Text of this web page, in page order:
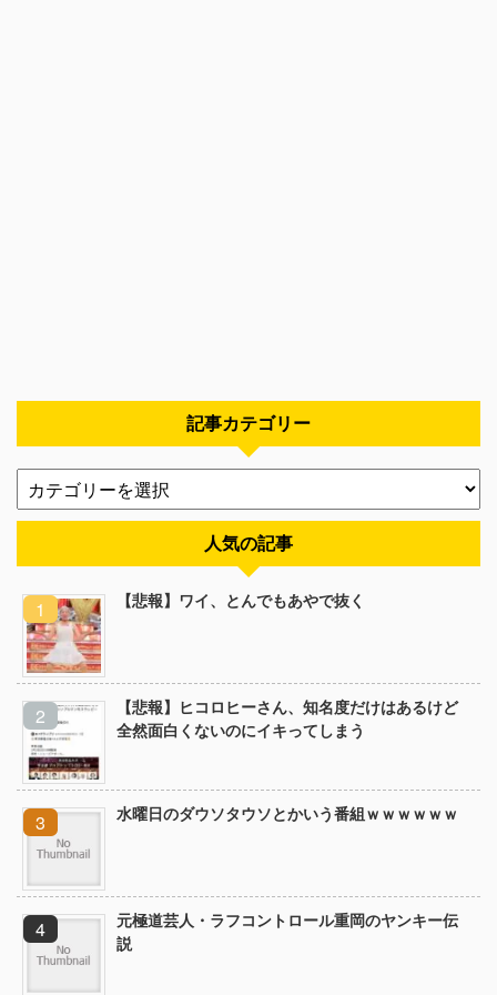
記事カテゴリー
人気の記事
【悲報】ワイ、とんでもあやで抜く
【悲報】ヒコロヒーさん、知名度だけはあるけど
全然面白くないのにイキってしまう
水曜日のダウソタウソとかいう番組ｗｗｗｗｗｗ
元極道芸人・ラフコントロール重岡のヤンキー伝
説